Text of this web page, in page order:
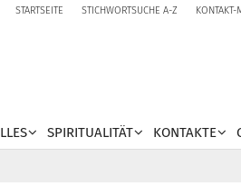
STARTSEITE STICHWORTSUCHE A-Z KONTAKT-
SPIRITUALITÄT KONTAKTE